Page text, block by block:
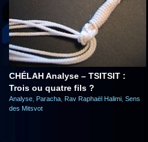
CHÉLAH Analyse – TSITSIT :
Trois ou quatre fils ?
Analyse Paracha Rav Raphaël Halimi Sens
des Mitsvot